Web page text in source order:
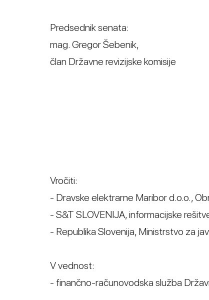
Predsednik senata:
mag. Gregor Šebenik,
član Državne revizijske komisije
Vročiti:
- Dravske elektrarne Maribor d.o.o.,
- S&T SLOVENIJA, informacijske
- Republika Slovenija, Ministrstvo za
V vednost:
- finančno-računovodska služba